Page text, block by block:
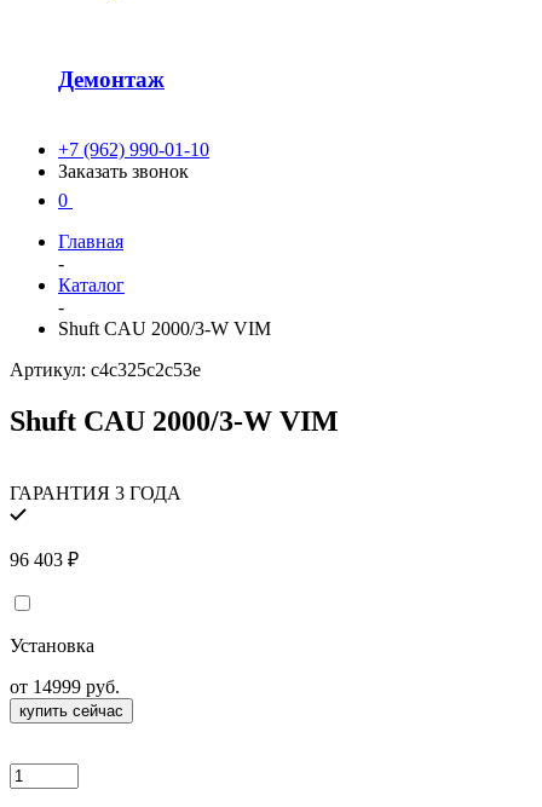
Демонтаж
+7 (962) 990-01-10
Заказать звонок
0
Главная
-
Каталог
-
Shuft CAU 2000/3-W VIM
Артикул: c4c325c2c53e
Shuft CAU 2000/3-W VIM
ГАРАНТИЯ 3 ГОДА
96 403 ₽
Установка
от 14999 руб.
купить сейчас